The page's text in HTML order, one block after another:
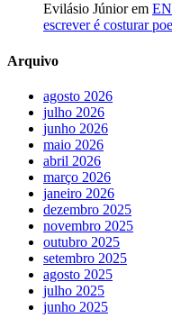
Evilásio Júniorem
escrever é costurar
Arquivo
agosto 2026
julho 2026
junho 2026
maio 2026
abril 2026
março 2026
janeiro 2026
dezembro 2025
novembro 2025
outubro 2025
setembro 2025
agosto 2025
julho 2025
junho 2025